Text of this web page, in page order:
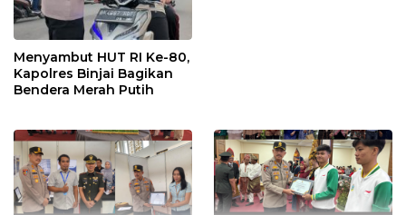
Menyambut HUT RI Ke-80,
Kapolres Binjai Bagikan
Bendera Merah Putih